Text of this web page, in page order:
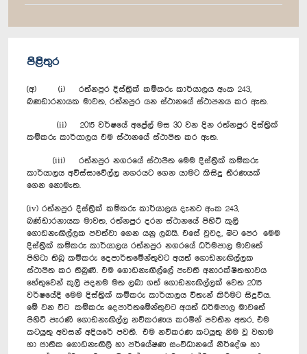
පිළිතුර
(අ) (i) රත්නපුර දිස්ත්‍රික් කම්කරු කාර්යාලය අංක 243,
බණඩාරනායක මාවත, රත්නපුර යන ස්ථානයේ ස්ථාපනය කර ඇත.
(ii) 2015 වර්ෂයේ අප්‍රේල් මස 30 වන දින රත්නපුර දිස්ත්‍රික්
කම්කරු කාර්යාලය එම ස්ථානයේ ස්ථාපිත කර ඇත.
(iii) රත්නපුර නගරයේ ස්ථාපිත මෙම දිස්ත්‍රික් කම්කරු
කාර්යාලය අවිස්සාවේල්ල නගරයට ගෙන යාමට කිසිදු තීරණයක්
ගෙන නොමැත.
(iv) රත්නපුර දිස්ත්‍රික් කම්කරු කාර්යාලය දැනට අංක 243,
බණ්ඩාරනායක මාවත, රත්නපුර දරන ස්ථානයේ පිහිටි කුලී
ගොඩනැඟිල්ලක පවත්වා ගෙන යනු ලබයි. එසේ වුවද, මීට පෙර මෙම
දිස්ත්‍රික් කම්කරු කාර්යාලය රත්නපුර නගරයේ ධර්මපාල මාවතේ
පිහිටා තිබූ කම්කරු දෙපාර්තමේන්තුවට අයත් ගොඩනැඟිල්ලක
ස්ථාපිත කර තිබුණි. එම ගොඩනැඟිල්ලේ පැවති අනාරක්ෂිතභාවය
හේතුවෙන් කුලී පදනම මත ලබා ගත් ගොඩනැඟිල්ලක් වෙත 2015
වර්ෂයේදී මෙම දිස්ත්‍රික් කම්කරු කාර්යාලය විතැන් කිරීමට සිදුවිය.
මේ වන විට කම්කරු දෙපාර්තමේන්තුවට අයත් ධර්මපාල මාවතේ
පිහිටි පැරණි ගොඩනැඟිල්ල නවීකරණය කරමින් පවතින අතර, එම
කටයුතු අවසන් අදියරේ පවතී. එම නවීකරණ කටයුතු නිම වූ වහාම
හා ජාතික ගොඩනැඟිලි හා පර්යේෂණ සංවිධානයේ නිර්දේශ හා